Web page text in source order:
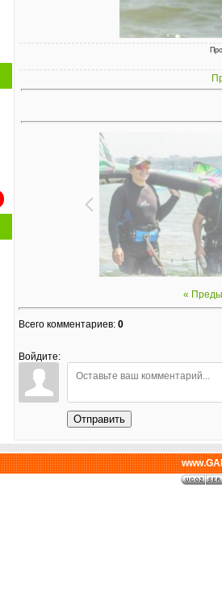
«
Всего комментариев: 0
Войдите:
Отправить